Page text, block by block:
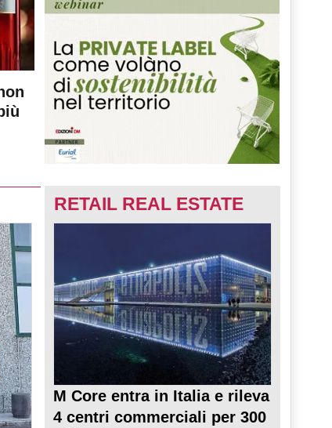
RETAIL REAL ESTATE
M Core entra in Italia e rileva
4 centri commerciali per 300